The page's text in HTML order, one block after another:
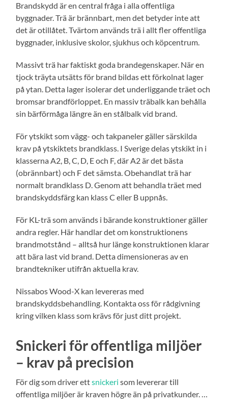
Brandskydd är en central fråga i alla offentliga
byggnader. Trä är brännbart, men det betyder inte att
det är otillåtet. Tvärtom används trä i allt fler offentliga
byggnader, inklusive skolor, sjukhus och köpcentrum.
Massivt trä har faktiskt goda brandegenskaper. När en
tjock träyta utsätts för brand bildas ett förkolnat lager
på ytan. Detta lager isolerar det underliggande träet och
bromsar brandförloppet. En massiv träbalk kan behålla
sin bärförmåga längre än en stålbalk vid brand.
För ytskikt som vägg- och takpaneler gäller särskilda
krav på ytskiktets brandklass. I Sverige delas ytskikt in i
klasserna A2, B, C, D, E och F, där A2 är det bästa
(obrännbart) och F det sämsta. Obehandlat trä har
normalt brandklass D. Genom att behandla träet med
brandskyddsfärg kan klass C eller B uppnås.
För KL-trä som används i bärande konstruktioner gäller
andra regler. Här handlar det om konstruktionens
brandmotstånd – alltså hur länge konstruktionen klarar
att bära last vid brand. Detta dimensioneras av en
brandtekniker utifrån aktuella krav.
Nissabos Wood-X kan levereras med
brandskyddsbehandling. Kontakta oss för rådgivning
kring vilken klass som krävs för just ditt projekt.
Snickeri för offentliga miljöer
– krav på precision
För dig som driver ettsnickeri som levererar till
offentliga miljöer är kraven högre än på privatkunder. …